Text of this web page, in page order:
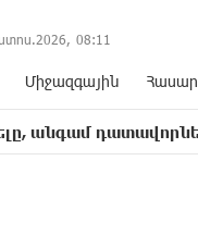
08:11
Միջազգային
դատավորներն են